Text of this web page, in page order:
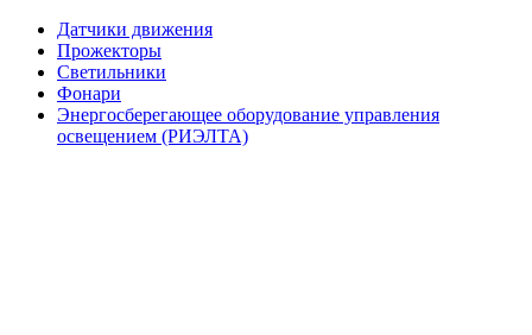
Датчики движения
Прожекторы
Светильники
Фонари
Энергосберегающее оборудование управления
освещением (РИЭЛТА)